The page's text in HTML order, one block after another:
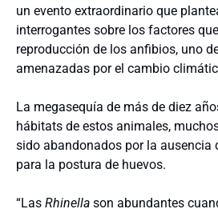
un evento extraordinario que
interrogantes sobre los factores
reproducción de los anfibios, uno
amenazadas por el cambio
La megasequía de más de diez
hábitats de estos animales,
sido abandonados por la ausencia
para la postura de huevos.
“Las Rhinella son abundantes